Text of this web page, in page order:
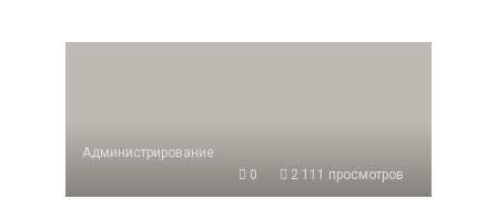
Администрирование
0
2 111 просмотров